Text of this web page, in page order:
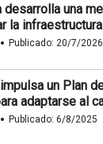
desarrolla una
la
· Publicado: 20/7/2026
un Plan
adaptarse al
· Publicado: 6/8/2025